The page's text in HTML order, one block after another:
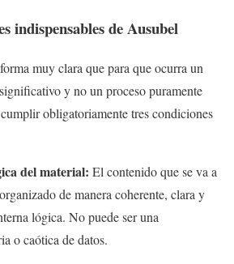
indispensables de Ausubel
muy clara que para que ocurra un
y no un proceso puramente
obligatoriamente tres condiciones
del material: El contenido que se va a
de manera coherente, clara y
lógica. No puede ser una
o caótica de datos.